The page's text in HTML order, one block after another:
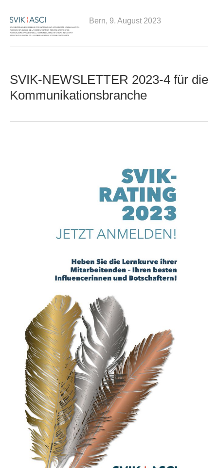
Bern, 9. August 2023
SVIK-NEWSLETTER 2023-4 für die
Kommunikationsbranche